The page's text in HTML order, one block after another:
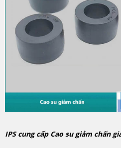
IPS cung cấp Cao su giảm chấn